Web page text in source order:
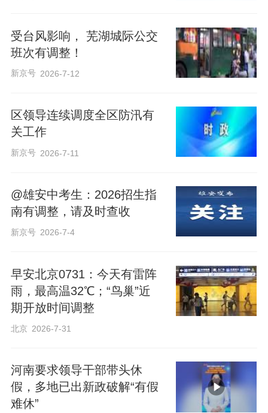
受台风影响， 芜湖城际公交
班次有调整！
新京号 2026-7-12
区领导连续调度全区防汛有
关工作
新京号 2026-7-11
@雄安中考生：2026招生指
南有调整，请及时查收
新京号 2026-7-4
早安北京0731：今天有雷阵
雨，最高温32℃；“鸟巢”近
期开放时间调整
北京 2026-7-31
河南要求领导干部带头休
假，多地已出新政破解“有假
难休”